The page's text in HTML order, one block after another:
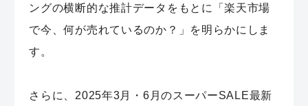
ングの横断的な推計データをもとに「楽天市場
で今、何が売れているのか？」を明らかにしま
す。
さらに、2025年3月・6月のスーパーSALE最新